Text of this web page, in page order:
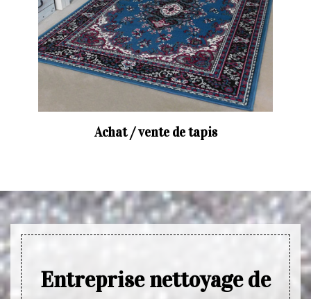
Achat / vente de tapis
Entreprise nettoyage de